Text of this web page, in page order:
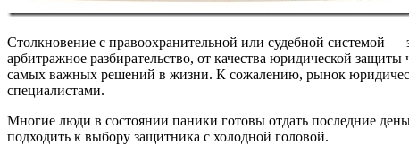
Столкновение с правоохранительной или судебной системой —
арбитражное разбирательство, от качества юридической
самых важных решений в жизни. К сожалению, рынок
специалистами.
Многие люди в состоянии паники готовы отдать последние
подходить к выбору защитника с холодной головой.